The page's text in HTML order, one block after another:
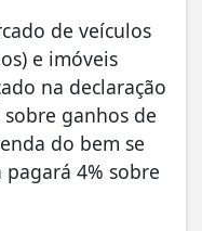
de veículos
e imóveis
na declaração
ganhos de
do bem se
4% sobre